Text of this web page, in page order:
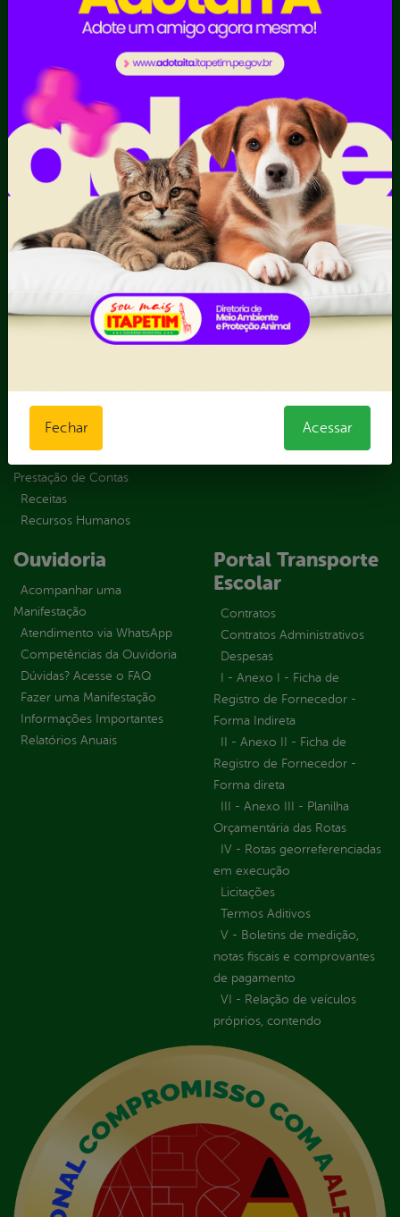
Portal da
Transparência
Educação
Saúde
Atos normativos
Convênios e
Transferências
Dados Abertos
Emendas
Organizacional
Inicio
LGPD e Governo
Licitações e
Obras Públicas
Prestação de Contas
Receitas
Recursos Humanos
Carta de
Serviços
Ouvidoria e
Informação
Tribuna
E-sic
Solicitação
Decretos
Estatísticas
Formulários
Sic Físico
Solicitar
Recurso
Solicitar um
pedido
Ouvidoria
Acompanhar uma
Manifestação
Atendimento via WhatsApp
Competências da Ouvidoria
Dúvidas? Acesse o FAQ
Fazer uma Manifestação
Informações Importantes
Relatórios Anuais
Portal Transporte
Escolar
Contratos
Contratos Administrativos
Despesas
I - Anexo I - Ficha de
Registro de Fornecedor -
Forma Indireta
II - Anexo II - Ficha de
Registro de Fornecedor -
Forma direta
III - Anexo III - Planilha
Orçamentária das Rotas
IV - Rotas georreferenciadas
em execução
Licitações
Termos Aditivos
V - Boletins de medição,
notas fiscais e comprovantes
de pagamento
VI - Relação de veículos
próprios, contendo
Fechar Acessar